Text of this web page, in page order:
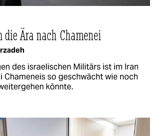
die Ära nach Chamenei
des israelischen Militärs ist im Iran
Chameneis so geschwächt wie noch
könnte.